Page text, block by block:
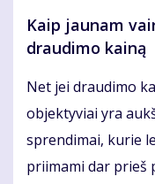
Kaip jaunam
draudimo kainą
Net jei draudimo
objektyviai yra
sprendimai, kurie
priimami dar prieš